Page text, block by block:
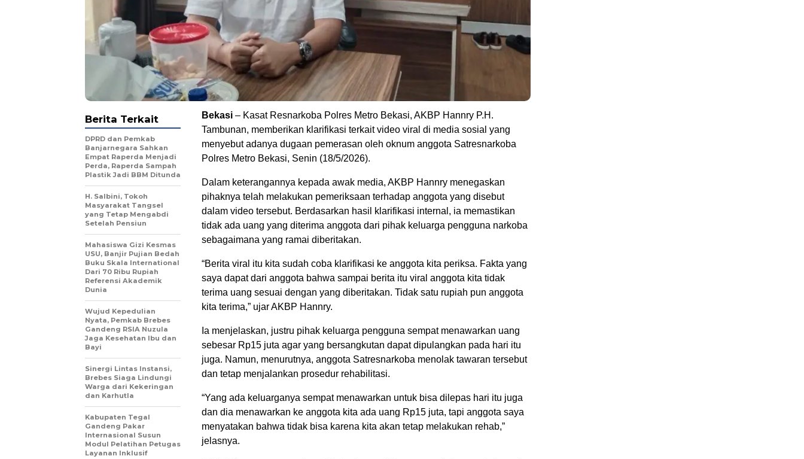
Bekasi – Kasat Resnarkoba Polres Metro Bekasi, AKBP Hannry P.H.
Tambunan, memberikan klarifikasi terkait video viral di media sosial yang
menyebut adanya dugaan pemerasan oleh oknum anggota Satresnarkoba
Polres Metro Bekasi, Senin (18/5/2026).
Dalam keterangannya kepada awak media, AKBP Hannry menegaskan
pihaknya telah melakukan pemeriksaan terhadap anggota yang disebut
dalam video tersebut. Berdasarkan hasil klarifikasi internal, ia memastikan
tidak ada uang yang diterima anggota dari pihak keluarga pengguna narkoba
sebagaimana yang ramai diberitakan.
“Berita viral itu kita sudah coba klarifikasi ke anggota kita periksa. Fakta yang
saya dapat dari anggota bahwa sampai berita itu viral anggota kita tidak
terima uang sesuai dengan yang diberitakan. Tidak satu rupiah pun anggota
kita terima,” ujar AKBP Hannry.
Ia menjelaskan, justru pihak keluarga pengguna sempat menawarkan uang
sebesar Rp15 juta agar yang bersangkutan dapat dipulangkan pada hari itu
juga. Namun, menurutnya, anggota Satresnarkoba menolak tawaran tersebut
dan tetap menjalankan prosedur rehabilitasi.
“Yang ada keluarganya sempat menawarkan untuk bisa dilepas hari itu juga
dan dia menawarkan ke anggota kita ada uang Rp15 juta, tapi anggota saya
menyatakan bahwa tidak bisa karena kita akan tetap melakukan rehab,”
jelasnya.
Berita Terkait
DPRD dan Pemkab
Banjarnegara Sahkan
Empat Raperda Menjadi
Perda, Raperda Sampah
Plastik Jadi BBM Ditunda
H. Salbini, Tokoh
Masyarakat Tangsel
yang Tetap Mengabdi
Setelah Pensiun
Mahasiswa Gizi Kesmas
USU, Banjir Pujian Bedah
Buku Skala International
Dari 70 Ribu Rupiah
Referensi Akademik
Dunia
Wujud Kepedulian
Nyata, Pemkab Brebes
Gandeng RSIA Nuzula
Jaga Kesehatan Ibu dan
Bayi
Sinergi Lintas Instansi,
Brebes Siaga Lindungi
Warga dari Kekeringan
dan Karhutla
Kabupaten Tegal
Gandeng Pakar
Internasional Susun
Modul Pelatihan Petugas
Layanan Inklusif